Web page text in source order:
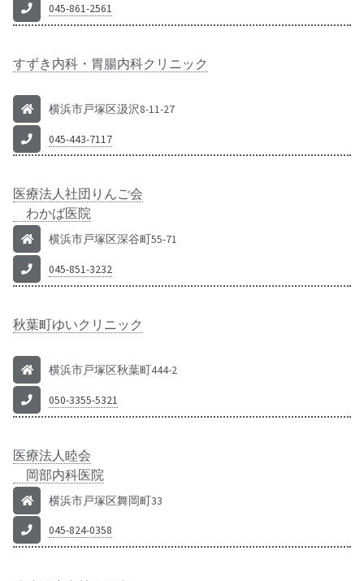
045-861-2561
すずき内科・胃腸内科クリニック
横浜市戸塚区汲沢8-11-27
045-443-7117
医療法人社団りんご会
わかば医院
横浜市戸塚区深谷町55-71
045-851-3232
秋葉町ゆいクリニック
横浜市戸塚区秋葉町444-2
050-3355-5321
医療法人睦会
岡部内科医院
横浜市戸塚区舞岡町33
045-824-0358